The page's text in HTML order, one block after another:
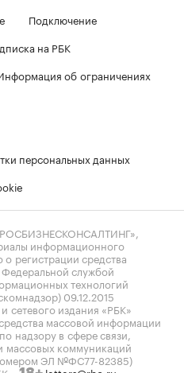
Подключение
на РБК
об ограничениях
персональных данных
информационного
о регистрации средства
службой
технологий
09.12.2015
издания «РБК»
массовой информации
надзору в сфере связи,
массовых коммуникаций
ЭЛ №ФС77-82385)